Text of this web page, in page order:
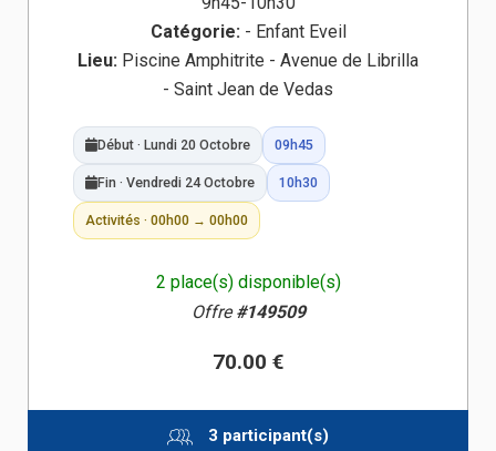
Catégorie:- Enfant Eveil
Lieu: Piscine Amphitrite - Avenue de Librilla
- Saint Jean de Vedas
Début · Lundi 20 Octobre 09h45
Fin · Vendredi 24 Octobre 10h30
Activités · 00h00 → 00h00
2 place(s) disponible(s)
Offre#149509
70.00 €
3 participant(s)